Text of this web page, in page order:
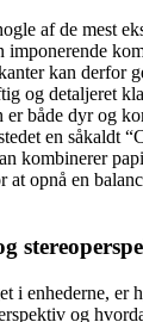
af de mest
imponerende
kan derfor
og detaljeret
er både dyr og
en såkaldt
kombinerer
at opnå en
i enhederne, er
og